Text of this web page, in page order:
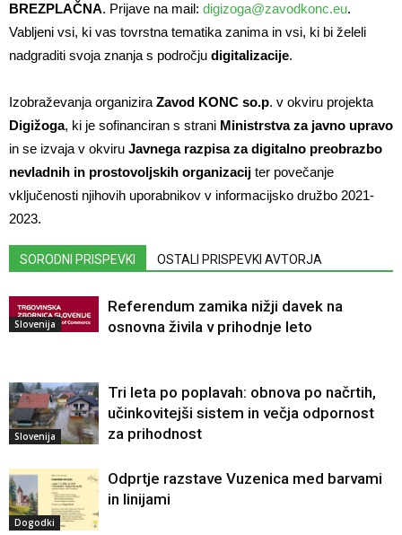
BREZPLAČNA. Prijave na mail: digizoga@zavodkonc.eu.
Vabljeni vsi, ki vas tovrstna tematika zanima in vsi, ki bi želeli
nadgraditi svoja znanja s področju digitalizacije.
Izobraževanja organizira Zavod KONC so.p. v okviru projekta
Digižoga, ki je sofinanciran s strani Ministrstva za javno upravo
in se izvaja v okviru Javnega razpisa za digitalno preobrazbo
nevladnih in prostovoljskih organizacij ter povečanje
vključenosti njihovih uporabnikov v informacijsko družbo 2021-
2023.
SORODNI PRISPEVKI OSTALI PRISPEVKI AVTORJA
Slovenija
Referendum zamika nižji davek na
osnovna živila v prihodnje leto
Slovenija
Tri leta po poplavah: obnova po načrtih,
učinkovitejši sistem in večja odpornost
za prihodnost
Dogodki
Odprtje razstave Vuzenica med barvami
in linijami